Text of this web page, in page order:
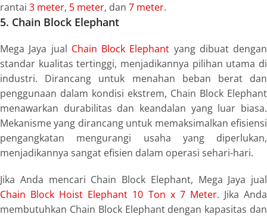
rantai 3 meter, 5 meter, dan 7 meter.
5. Chain Block Elephant
Mega Jaya jual Chain Block Elephant yang dibuat dengan
standar kualitas tertinggi, menjadikannya pilihan utama di
industri. Dirancang untuk menahan beban berat dan
penggunaan dalam kondisi ekstrem, Chain Block Elephant
menawarkan durabilitas dan keandalan yang luar biasa.
Mekanisme yang dirancang untuk memaksimalkan efisiensi
pengangkatan mengurangi usaha yang diperlukan,
menjadikannya sangat efisien dalam operasi sehari-hari.
Jika Anda mencari Chain Block Elephant, Mega Jaya jual
Chain Block Hoist Elephant 10 Ton x 7 Meter. Jika Anda
membutuhkan Chain Block Elephant dengan kapasitas dan